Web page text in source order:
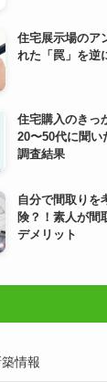
住宅展示場のア
れた「罠」を逆
住宅購入のきっ
20〜50代に聞い
調査結果
自分で間取りを
険？！素人が間
デメリット
情報